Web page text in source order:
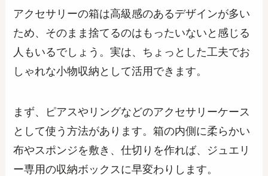
アクセサリーの箱は高級感のあるデザインが多い
ため、そのまま捨てるのはもったいないと感じる
人もいるでしょう。実は、ちょっとした工夫でお
しゃれな小物収納として活用できます。
まず、ピアスやリングなどのアクセサリーケース
として使う方法があります。箱の内側に柔らかい
布やスポンジを敷き、仕切りを作れば、ジュエリ
ー専用の収納ボックスに早変わりします。